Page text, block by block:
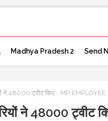
Madhya Pradesh 2 Send
ने 48000 ट्वीट किए - MP
ने 48000 ट्वीट